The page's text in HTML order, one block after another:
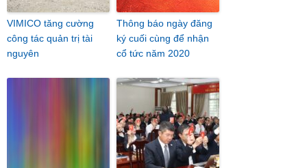
VIMICO tăng cường
công tác quản trị tài
nguyên
Thông báo ngày đăng
ký cuối cùng để nhận
cổ tức năm 2020